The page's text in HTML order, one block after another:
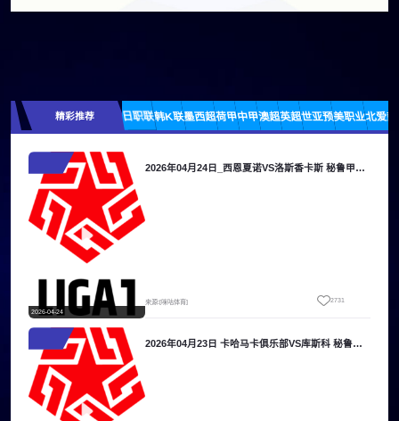
精彩推荐 日职联韩K联墨西超荷甲中甲澳超英超世亚预美职业北爱超
2026-04-24
2026年04月24日_西恩夏诺VS洛斯香卡斯 秘鲁甲录像_高清录像【全场回放】
来源:[咪咕体育] 2731
2026年04月23日 卡哈马卡俱乐部VS库斯科 秘鲁甲_全场录像【全场回放】